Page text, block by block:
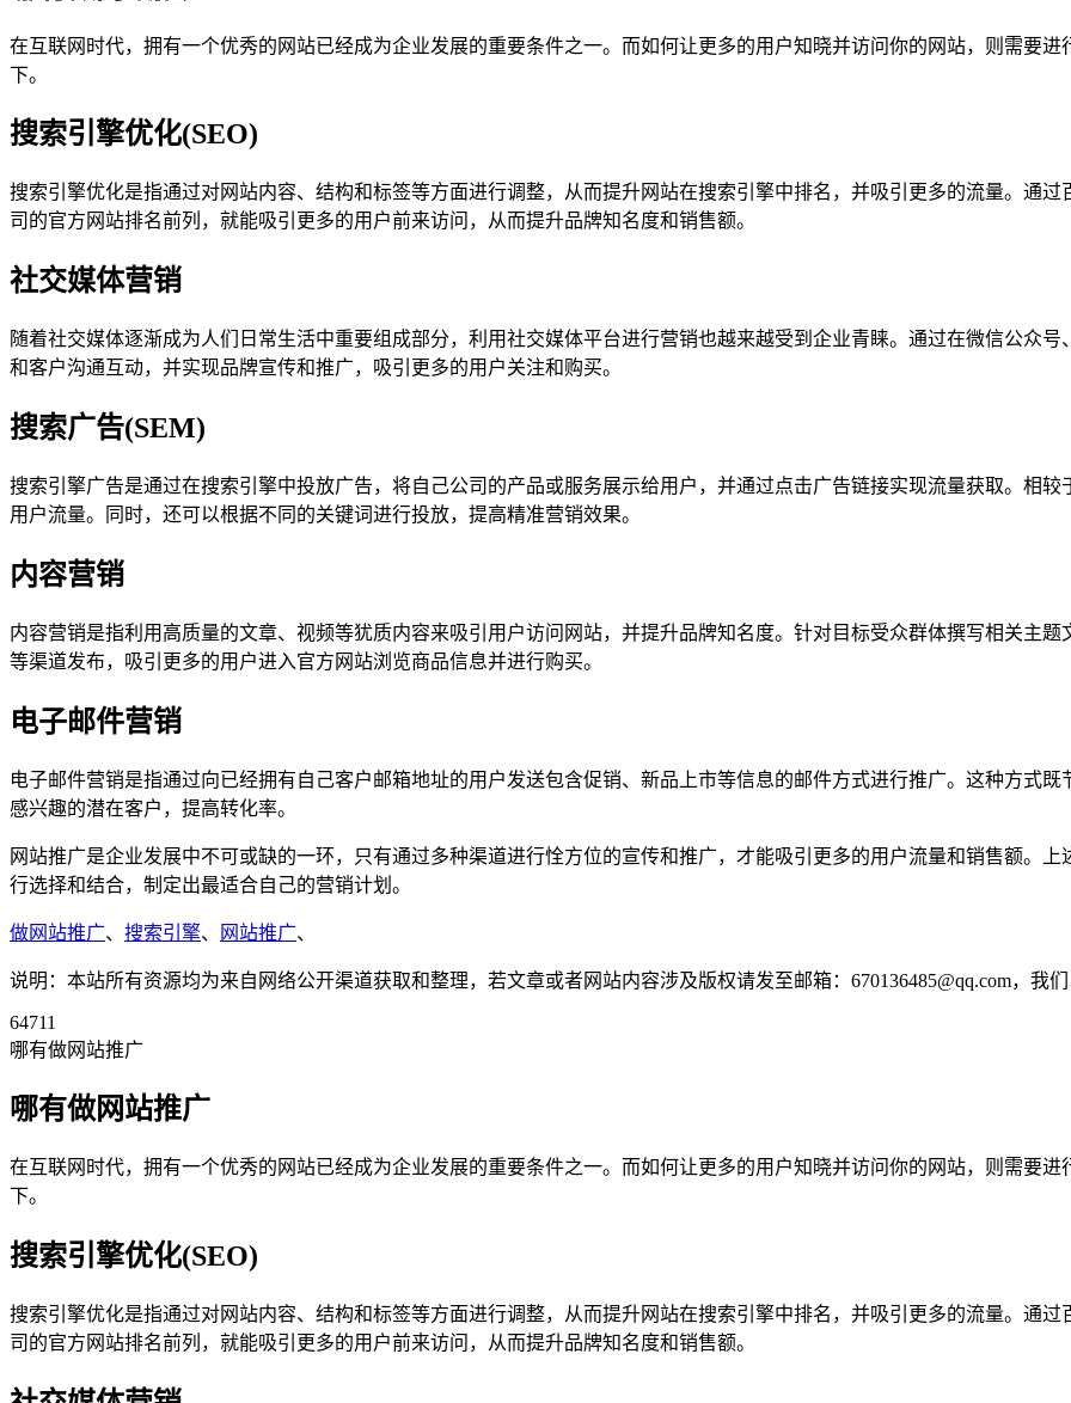
在互联网时代，拥有一个优秀的网站已经成为企业发展的重要条件之一。而如何让更多的用户知晓并访问你的网站，则需要
下。
搜索引擎优化(SEO)
搜索引擎优化是指通过对网站内容、结构和标签等方面进行调整，从而提升网站在搜索引擎中排名，并吸引更多的流量。通
司的官方网站排名前列，就能吸引更多的用户前来访问，从而提升品牌知名度和销售额。
社交媒体营销
随着社交媒体逐渐成为人们日常生活中重要组成部分，利用社交媒体平台进行营销也越来越受到企业青睐。通过在微信公众
和客户沟通互动，并实现品牌宣传和推广，吸引更多的用户关注和购买。
搜索广告(SEM)
搜索引擎广告是通过在搜索引擎中投放广告，将自己公司的产品或服务展示给用户，并通过点击广告链接实现流量获取。相
用户流量。同时，还可以根据不同的关键词进行投放，提高精准营销效果。
内容营销
内容营销是指利用高质量的文章、视频等犹质内容来吸引用户访问网站，并提升品牌知名度。针对目标受众群体撰写相关主
等渠道发布，吸引更多的用户进入官方网站浏览商品信息并进行购买。
电子邮件营销
电子邮件营销是指通过向已经拥有自己客户邮箱地址的用户发送包含促销、新品上市等信息的邮件方式进行推广。这种方式
感兴趣的潜在客户，提高转化率。
网站推广是企业发展中不可或缺的一环，只有通过多种渠道进行恮方位的宣传和推广，才能吸引更多的用户流量和销售额。
行选择和结合，制定出最适合自己的营销计划。
做网站推广、 搜索引擎、 网站推广、
说明：本站所有资源均为来自网络公开渠道获取和整理，若文章或者网站内容涉及版权请发至邮箱：670136485@qq.com，我
64711
哪有做网站推广
哪有做网站推广
在互联网时代，拥有一个优秀的网站已经成为企业发展的重要条件之一。而如何让更多的用户知晓并访问你的网站，则需要
下。
搜索引擎优化(SEO)
搜索引擎优化是指通过对网站内容、结构和标签等方面进行调整，从而提升网站在搜索引擎中排名，并吸引更多的流量。通
司的官方网站排名前列，就能吸引更多的用户前来访问，从而提升品牌知名度和销售额。